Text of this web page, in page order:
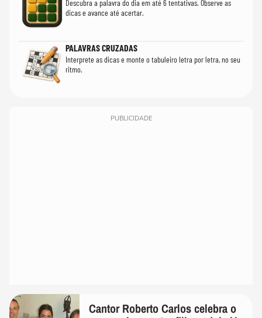
Descubra a palavra do dia em até 6 tentativas. Observe as
dicas e avance até acertar.
PALAVRAS CRUZADAS
Interprete as dicas e monte o tabuleiro letra por letra, no seu
ritmo.
PUBLICIDADE
Cantor Roberto Carlos celebra o